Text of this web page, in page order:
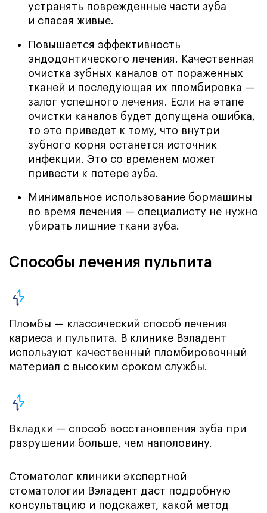
устранять поврежденные части зуба
и спасая живые.
Повышается эффективность
эндодонтического лечения. Качественная
очистка зубных каналов от пораженных
тканей и последующая их пломбировка —
залог успешного лечения. Если на этапе
очистки каналов будет допущена ошибка,
то это приведет к тому, что внутри
зубного корня останется источник
инфекции. Это со временем может
привести к потере зуба.
Минимальное использование бормашины
во время лечения — специалисту не нужно
убирать лишние ткани зуба.
Способы лечения пульпита
Пломбы — классический способ лечения
кариеса и пульпита. В клинике Вэладент
используют качественный пломбировочный
материал с высоким сроком службы.
Вкладки — способ восстановления зуба при
разрушении больше, чем наполовину.
Стоматолог клиники экспертной
стоматологии Вэладент даст подробную
консультацию и подскажет, какой метод